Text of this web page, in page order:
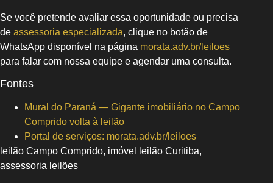
Se você pretende avaliar essa oportunidade ou precisa
de assessoria especializada, clique no botão de
WhatsApp disponível na página morata.adv.br/leiloes
para falar com nossa equipe e agendar uma consulta.
Fontes
Mural do Paraná — Gigante imobiliário no Campo
Comprido volta à leilão
Portal de serviços: morata.adv.br/leiloes
leilão Campo Comprido, imóvel leilão Curitiba,
assessoria leilões